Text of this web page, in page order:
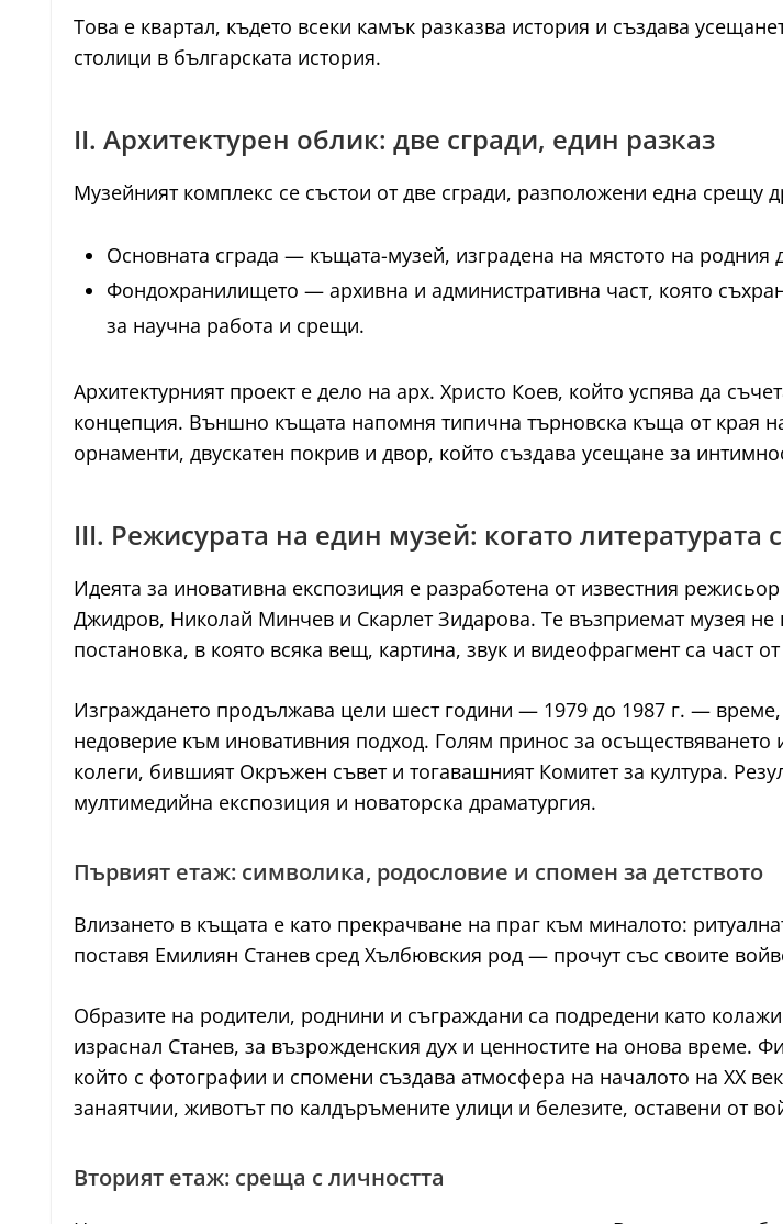
Това е квартал, където всеки камък разказва история и създава
столици в българската история.
II. Архитектурен облик: две сгради, един разказ
Музейният комплекс се състои от две сгради, разположени една срещу
Основната сграда — къщата-музей, изградена на мястото на родния
Фондохранилището — архивна и административна част, която
за научна работа и срещи.
Архитектурният проект е дело на арх. Христо Коев, който успява да
концепция. Външно къщата напомня типична търновска къща от края
орнаменти, двускатен покрив и двор, който създава усещане за
III. Режисурата на един музей: когато
Идеята за иновативна експозиция е разработена от известния
Джидров, Николай Минчев и Скарлет Зидарова. Те възприемат музея не
постановка, в която всяка вещ, картина, звук и видеофрагмент са част
Изграждането продължава цели шест години — 1979 до 1987 г. — време,
недоверие към иновативния подход. Голям принос за осъществяването
колеги, бившият Окръжен съвет и тогавашният Комитет за култура.
мултимедийна експозиция и новаторска драматургия.
Първият етаж: символика, родословие и спомен за детството
Влизането в къщата е като прекрачване на праг към миналото:
поставя Емилиян Станев сред Хълбювския род — прочут със своите
Образите на родители, роднини и съграждани са подредени като
израснал Станев, за възрожденския дух и ценностите на онова време.
който с фотографии и спомени създава атмосфера на началото на XX
занаятчии, животът по калдъръмените улици и белезите, оставени от
Вторият етаж: среща с личността